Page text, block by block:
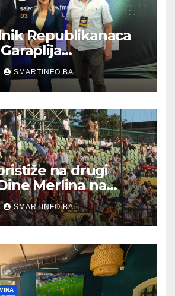
Republikanaca
prezentaciji
sajma
SMARTINFO.BA
na drugi
Merlina na
SMARTINFO.BA